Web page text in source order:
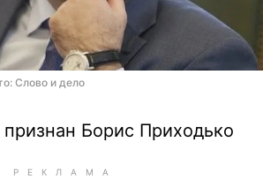
Слово и дело
Борис Приходько